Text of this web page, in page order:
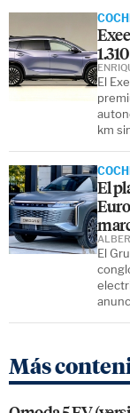
El
km
El
El
Más